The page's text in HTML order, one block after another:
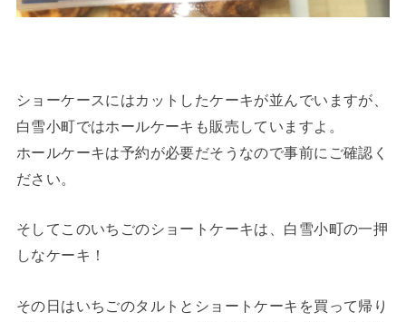
ショーケースにはカットしたケーキが並んでいますが、
白雪小町ではホールケーキも販売していますよ。
ホールケーキは予約が必要だそうなので事前にご確認く
ださい。
そしてこのいちごのショートケーキは、白雪小町の一押
しなケーキ！
その日はいちごのタルトとショートケーキを買って帰り